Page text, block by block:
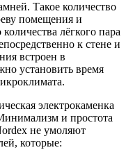
Такое количество
помещения и
лёгкого пара
к стене и
встроен в
установить время
электрокаменка
и простота
не умоляют
которые: